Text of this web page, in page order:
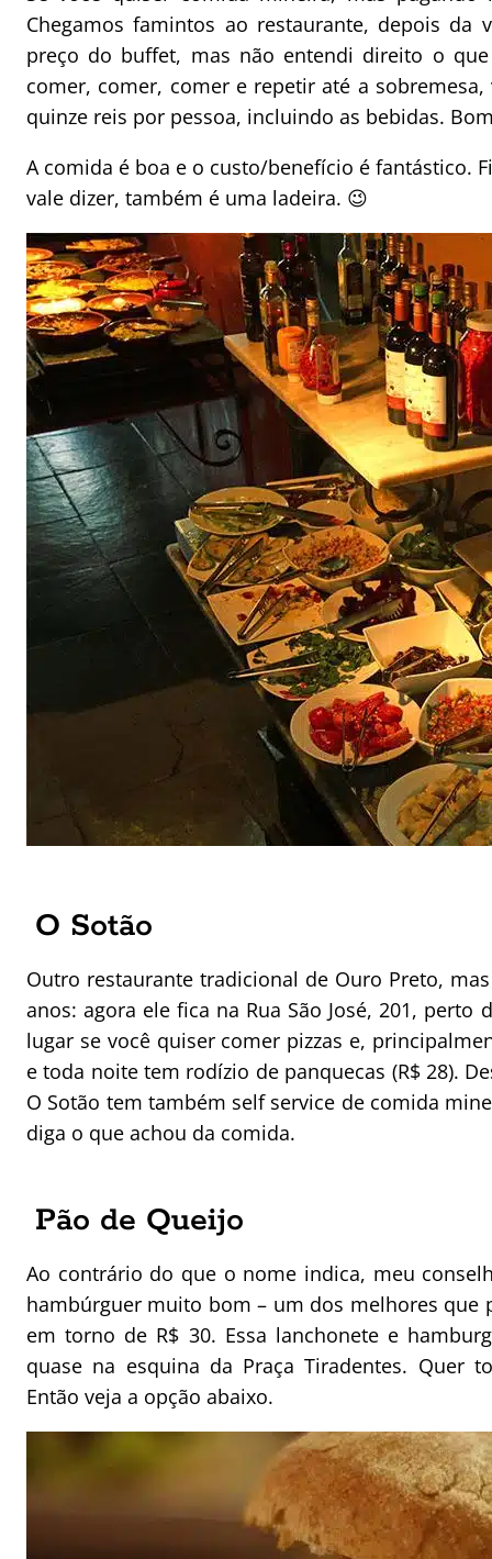
Chegamos famintos ao restaurante, depois da
preço do buffet, mas não entendi direito o
comer, comer, comer e repetir até a
quinze reis por pessoa, incluindo as bebidas.
A comida é boa e o custo/benefício é fantástico.
vale dizer, também é uma ladeira. 😉
O Sotão
Outro restaurante tradicional de Ouro Preto,
anos: agora ele fica na Rua São José, 201, perto
lugar se você quiser comer pizzas e,
e toda noite tem rodízio de panquecas (R$ 28).
O Sotão tem também self service de comida
diga o que achou da comida.
Pão de Queijo
Ao contrário do que o nome indica, meu
hambúrguer muito bom – um dos melhores que
em torno de R$ 30. Essa lanchonete e
quase na esquina da Praça Tiradentes. Quer
Então veja a opção abaixo.